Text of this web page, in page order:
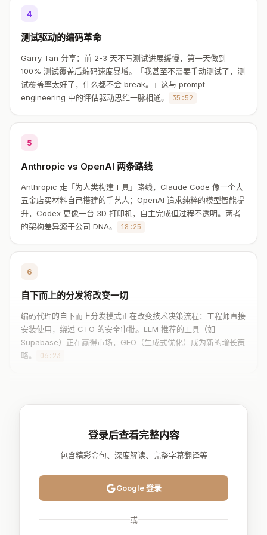
4
测试驱动的编码革命
Garry Tan 分享：前 2-3 天不写测试进展缓慢，第一天做到
100% 测试覆盖后编码速度暴增。「我甚至不需要手动测试了，测
试覆盖率太好了，什么都不会 break。」这与 prompt
engineering 中的评估驱动思维一脉相通。
35:52
5
Anthropic vs OpenAI 两条路线
Anthropic 走「为人类构建工具」路线，Claude Code 像一个去
五金店买材料自己搭建的手艺人；OpenAI 追求纯粹的模型智能提
升，Codex 更像一台 3D 打印机，自主完成但过程不透明。两者
的架构差异源于公司 DNA。
18:25
6
自下而上的分发将改变一切
编码代理的自下而上分发模式正在改变技术决策流程：工程师直接
安装使用，绕过 CTO 的安全审批。LLM 推荐的工具（如
Supabase）正在赢得市场，GEO（生成式优化）成为新的增长策
略。
06:23
登录后查看完整内容
包含精彩金句、深度解读、完整字幕翻译等
Google 登录
或